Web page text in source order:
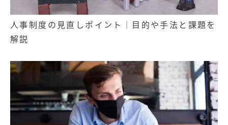
人事制度の見直しポイント｜目的や手法と課題を
解説